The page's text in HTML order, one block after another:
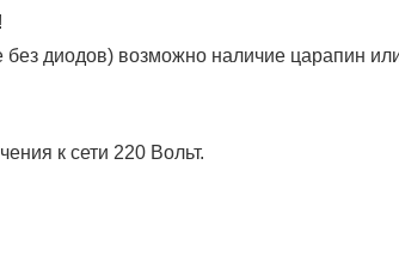
диодов) возможно наличие царапин
к сети 220 Вольт.